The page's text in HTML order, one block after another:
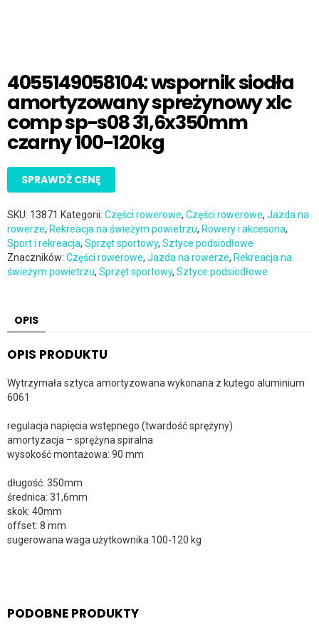
4055149058104: wspornik siodła
amortyzowany spreżynowy xlc
comp sp-s08 31,6x350mm
czarny 100-120kg
SPRAWDŹ CENĘ
SKU: 13871 Kategorii: Części rowerowe, Części rowerowe, Jazda na
rowerze, Rekreacja na świeżym powietrzu, Rowery i akcesoria,
Sport i rekreacja, Sprzęt sportowy, Sztyce podsiodłowe
Znaczników: Części rowerowe, Jazda na rowerze, Rekreacja na
świeżym powietrzu, Sprzęt sportowy, Sztyce podsiodłowe
OPIS
OPIS PRODUKTU
Wytrzymała sztyca amortyzowana wykonana z kutego aluminium
6061
regulacja napięcia wstępnego (twardość sprężyny)
amortyzacja – sprężyna spiralna
wysokość montażowa: 90 mm
długość: 350mm
średnica: 31,6mm
skok: 40mm
offset: 8 mm
sugerowana waga użytkownika 100-120 kg
PODOBNE PRODUKTY